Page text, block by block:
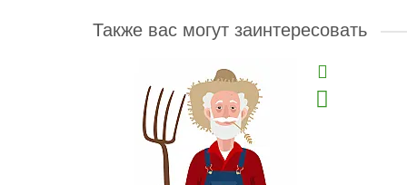
Также вас могут заинтересовать